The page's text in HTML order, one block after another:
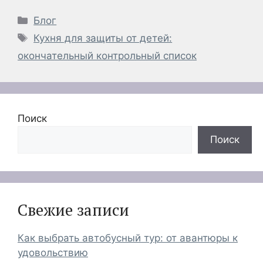
Рубрики
Блог
Метки
Кухня для защиты от детей:
окончательный контрольный список
Поиск
Поиск
Свежие записи
Как выбрать автобусный тур: от авантюры к
удовольствию